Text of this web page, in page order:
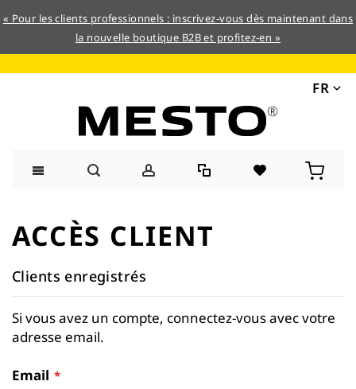
« Pour les clients professionnels : inscrivez-vous dès maintenant dans
la nouvelle boutique B2B et profitez-en »
FR
contenu
ACCÈS CLIENT
Clients enregistrés
Si vous avez un compte, connectez-vous avec votre
adresse email.
Email